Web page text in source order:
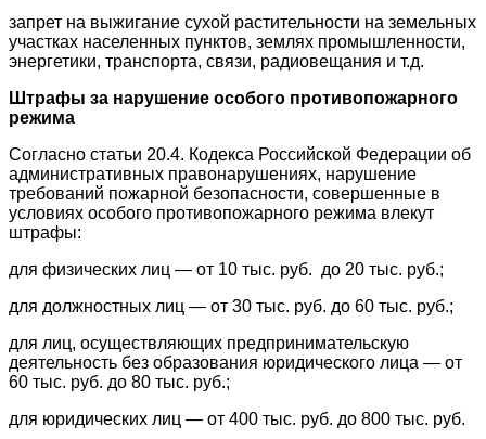
запрет на выжигание сухой растительности на земельных
участках населенных пунктов, землях промышленности,
энергетики, транспорта, связи, радиовещания и т.д.
Штрафы за нарушение особого противопожарного
режима
Согласно статьи 20.4. Кодекса Российской Федерации об
административных правонарушениях, нарушение
требований пожарной безопасности, совершенные в
условиях особого противопожарного режима влекут
штрафы:
для физических лиц — от 10 тыс. руб. до 20 тыс. руб.;
для должностных лиц — от 30 тыс. руб. до 60 тыс. руб.;
для лиц, осуществляющих предпринимательскую
деятельность без образования юридического лица — от
60 тыс. руб. до 80 тыс. руб.;
для юридических лиц — от 400 тыс. руб. до 800 тыс. руб.